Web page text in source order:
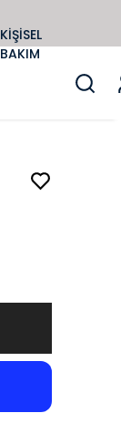
KİŞİSEL
BAKIM